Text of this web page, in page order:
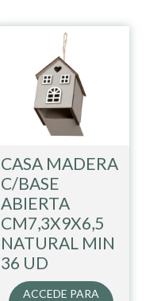
CASA MADERA
C/BASE
ABIERTA
CM7,3X9X6,5
NATURAL MIN
36 UD
ACCEDE PARA